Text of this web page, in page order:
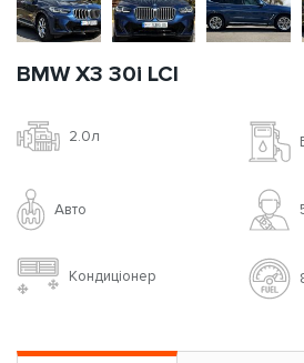
BMW X3 30i LCI
2.0л
Авто
Кондиціонер